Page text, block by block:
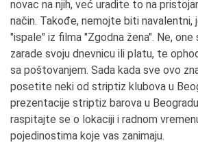
novac na njih, već uradite to na
način. Takođe, nemojte biti
"ispale" iz filma "Zgodna žena". Ne,
zarade svoju dnevnicu ili platu, te
sa poštovanjem. Sada kada sve ovo
posetite neki od striptiz klubova u
prezentacije striptiz barova u
raspitajte se o lokaciji i radnom
pojedinostima koje vas zanimaju.